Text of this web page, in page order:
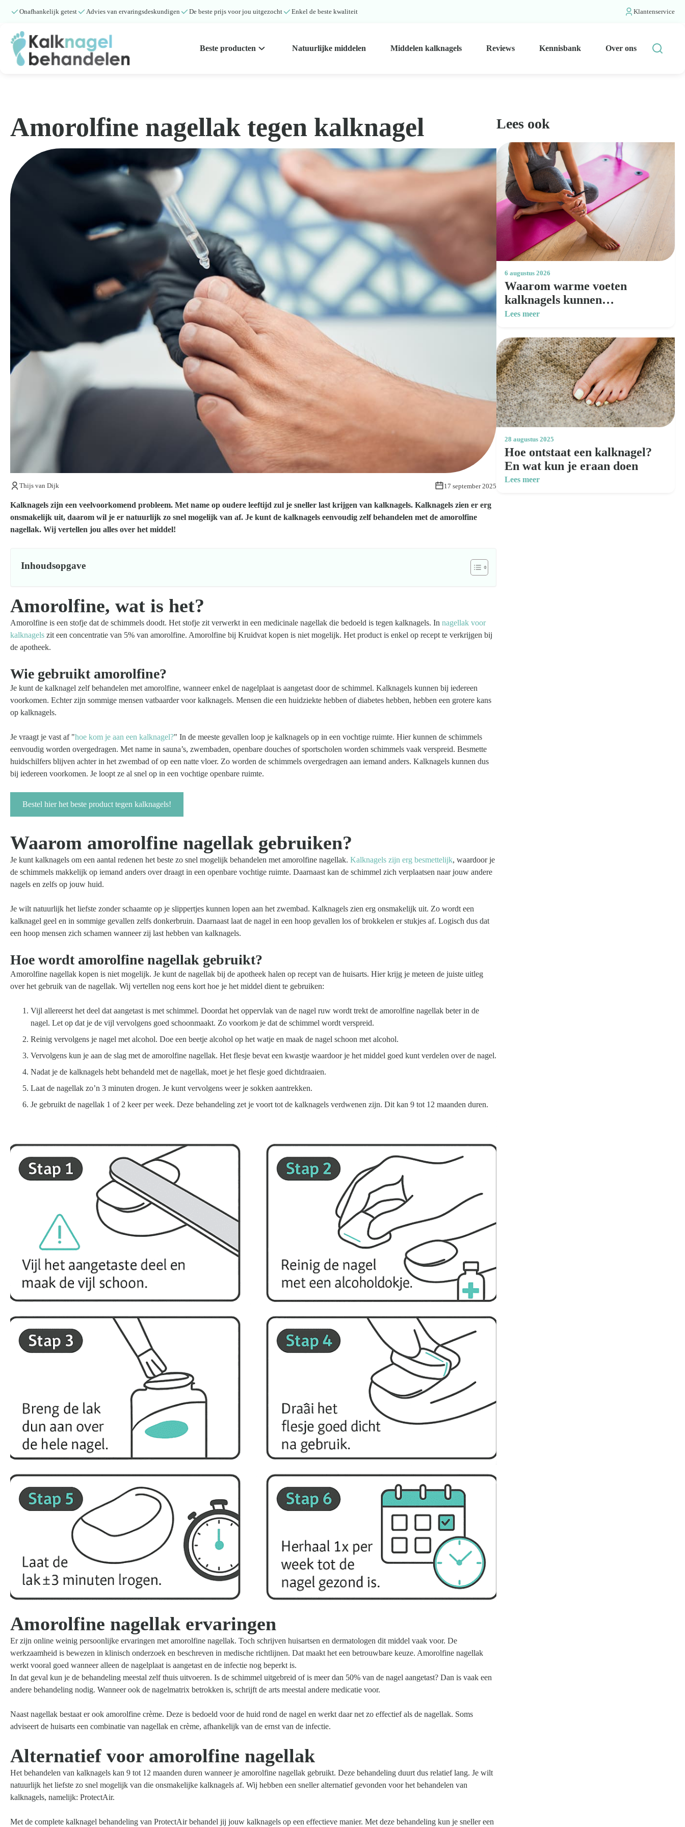
Onafhankelijk getest Advies van ervaringsdeskundigen De beste prijs voor jou uitgezocht Enkel de beste kwaliteit Klantenservice
Beste producten Natuurlijke middelen Middelen kalknagels Reviews Kennisbank Over ons
Zoeken
naar:
Natuurlijke middelen
Middelen kalknagels
Reviews
Kom van je kalknagels af
Amorolfine nagellak tegen kalknagel
Thijs van Dijk 17 september 2025
Kalknagels zijn een veelvoorkomend probleem. Met name op oudere leeftijd zul je sneller last krijgen van kalknagels. Kalknagels zien er erg
onsmakelijk uit, daarom wil je er natuurlijk zo snel mogelijk van af. Je kunt de kalknagels eenvoudig zelf behandelen met de amorolfine
nagellak. Wij vertellen jou alles over het middel!
Inhoudsopgave
Amorolfine, wat is het?
Amorolfine is een stofje dat de schimmels doodt. Het stofje zit verwerkt in een medicinale nagellak die bedoeld is tegen kalknagels. In nagellak voor
kalknagels zit een concentratie van 5% van amorolfine. Amorolfine bij Kruidvat kopen is niet mogelijk. Het product is enkel op recept te verkrijgen bij
de apotheek.
Wie gebruikt amorolfine?
Je kunt de kalknagel zelf behandelen met amorolfine, wanneer enkel de nagelplaat is aangetast door de schimmel. Kalknagels kunnen bij iedereen
voorkomen. Echter zijn sommige mensen vatbaarder voor kalknagels. Mensen die een huidziekte hebben of diabetes hebben, hebben een grotere kans
op kalknagels.
Je vraagt je vast af "hoe kom je aan een kalknagel?" In de meeste gevallen loop je kalknagels op in een vochtige ruimte. Hier kunnen de schimmels
eenvoudig worden overgedragen. Met name in sauna’s, zwembaden, openbare douches of sportscholen worden schimmels vaak verspreid. Besmette
huidschilfers blijven achter in het zwembad of op een natte vloer. Zo worden de schimmels overgedragen aan iemand anders. Kalknagels kunnen dus
bij iedereen voorkomen. Je loopt ze al snel op in een vochtige openbare ruimte.
Bestel hier het beste product tegen kalknagels!
Waarom amorolfine nagellak gebruiken?
Je kunt kalknagels om een aantal redenen het beste zo snel mogelijk behandelen met amorolfine nagellak. Kalknagels zijn erg besmettelijk, waardoor je
de schimmels makkelijk op iemand anders over draagt in een openbare vochtige ruimte. Daarnaast kan de schimmel zich verplaatsen naar jouw andere
nagels en zelfs op jouw huid.
Je wilt natuurlijk het liefste zonder schaamte op je slippertjes kunnen lopen aan het zwembad. Kalknagels zien erg onsmakelijk uit. Zo wordt een
kalknagel geel en in sommige gevallen zelfs donkerbruin. Daarnaast laat de nagel in een hoop gevallen los of brokkelen er stukjes af. Logisch dus dat
een hoop mensen zich schamen wanneer zij last hebben van kalknagels.
Hoe wordt amorolfine nagellak gebruikt?
Amorolfine nagellak kopen is niet mogelijk. Je kunt de nagellak bij de apotheek halen op recept van de huisarts. Hier krijg je meteen de juiste uitleg
over het gebruik van de nagellak. Wij vertellen nog eens kort hoe je het middel dient te gebruiken:
Vijl allereerst het deel dat aangetast is met schimmel. Doordat het oppervlak van de nagel ruw wordt trekt de amorolfine nagellak beter in de
nagel. Let op dat je de vijl vervolgens goed schoonmaakt. Zo voorkom je dat de schimmel wordt verspreid.
Reinig vervolgens je nagel met alcohol. Doe een beetje alcohol op het watje en maak de nagel schoon met alcohol.
Vervolgens kun je aan de slag met de amorolfine nagellak. Het flesje bevat een kwastje waardoor je het middel goed kunt verdelen over de nagel.
Nadat je de kalknagels hebt behandeld met de nagellak, moet je het flesje goed dichtdraaien.
Laat de nagellak zo’n 3 minuten drogen. Je kunt vervolgens weer je sokken aantrekken.
Je gebruikt de nagellak 1 of 2 keer per week. Deze behandeling zet je voort tot de kalknagels verdwenen zijn. Dit kan 9 tot 12 maanden duren.
Amorolfine nagellak ervaringen
Er zijn online weinig persoonlijke ervaringen met amorolfine nagellak. Toch schrijven huisartsen en dermatologen dit middel vaak voor. De
werkzaamheid is bewezen in klinisch onderzoek en beschreven in medische richtlijnen. Dat maakt het een betrouwbare keuze. Amorolfine nagellak
werkt vooral goed wanneer alleen de nagelplaat is aangetast en de infectie nog beperkt is.
In dat geval kun je de behandeling meestal zelf thuis uitvoeren. Is de schimmel uitgebreid of is meer dan 50% van de nagel aangetast? Dan is vaak een
andere behandeling nodig. Wanneer ook de nagelmatrix betrokken is, schrijft de arts meestal andere medicatie voor.
Naast nagellak bestaat er ook amorolfine crème. Deze is bedoeld voor de huid rond de nagel en werkt daar net zo effectief als de nagellak. Soms
adviseert de huisarts een combinatie van nagellak en crème, afhankelijk van de ernst van de infectie.
Alternatief voor amorolfine nagellak
Het behandelen van kalknagels kan 9 tot 12 maanden duren wanneer je amorolfine nagellak gebruikt. Deze behandeling duurt dus relatief lang. Je wilt
natuurlijk het liefste zo snel mogelijk van die onsmakelijke kalknagels af. Wij hebben een sneller alternatief gevonden voor het behandelen van
kalknagels, namelijk: ProtectAir.
Met de complete kalknagel behandeling van ProtectAir behandel jij jouw kalknagels op een effectieve manier. Met deze behandeling kun je sneller een
Lees ook
6 augustus 2026
Waarom warme voeten
kalknagels kunnen
verergeren: verzorgingstips
Lees meer
28 augustus 2025
Hoe ontstaat een kalknagel?
En wat kun je eraan doen
Lees meer